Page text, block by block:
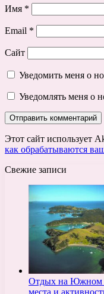
Имя *
Email *
Сайт
Уведомить меня о
Уведомлять меня о
Этот сайт использует
как обрабатываются
Свежие записи
Отдых на Южном
места и